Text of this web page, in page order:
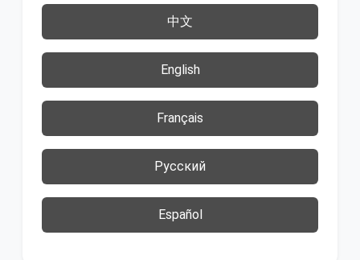
中文
English
Français
Русский
Español